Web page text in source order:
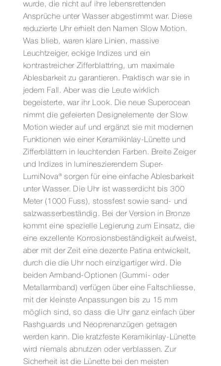
wurde, die nicht auf ihre lebensrettenden
Ansprüche unter Wasser abgestimmt war. Diese
reduzierte Uhr erhielt den Namen Slow Motion.
Was blieb, waren klare Linien, massive
Leuchtzeiger, eckige Indizes und ein
kontrastreicher Zifferblattring, um maximale
Ablesbarkeit zu garantieren. Praktisch war sie in
jedem Fall. Aber was die Leute wirklich
begeisterte, war ihr Look. Die neue Superocean
nimmt die gefeierten Designelemente der Slow
Motion wieder auf und ergänzt sie mit modernen
Funktionen wie einer Keramikinlay-Lünette und
Zifferblättern in leuchtenden Farben. Breite Zeiger
und Indizes in lumineszierendem Super-
LumiNova® sorgen für eine einfache Ablesbarkeit
unter Wasser. Die Uhr ist wasserdicht bis 300
Meter (1000 Fuss), stossfest sowie sand- und
salzwasserbeständig. Bei der Version in Bronze
kommt eine spezielle Legierung zum Einsatz, die
eine exzellente Korrosionsbeständigkeit aufweist,
aber mit der Zeit eine dezente Patina entwickelt,
durch die die Uhr noch einzigartiger wird. Die
beiden Armband-Optionen (Gummi- oder
Metallarmband) verfügen über eine Faltschliesse,
mit der kleinste Anpassungen bis zu 15 mm
möglich sind, so dass die Uhr ganz einfach über
Rashguards und Neoprenanzügen getragen
werden kann. Die kratzfeste Keramikinlay-Lünette
wird niemals abnutzen oder verblassen. Zur
Sicherheit ist die Lünette bei den meisten